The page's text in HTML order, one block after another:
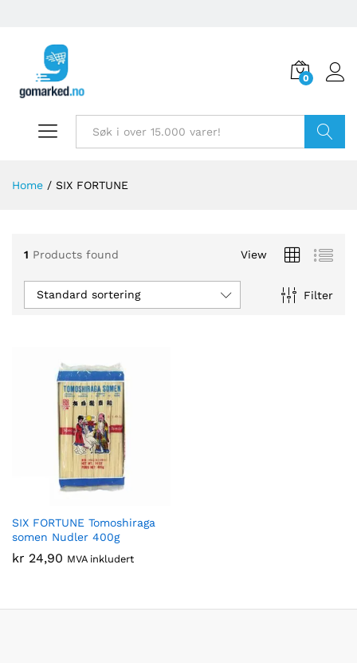
0
Home / SIX FORTUNE
1 Products found View
Filter
Standard sortering
SIX FORTUNE Tomoshiraga
somen Nudler 400g
kr 24,90 MVA inkludert